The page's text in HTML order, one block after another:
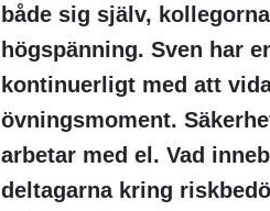
både sig själv,
högspänning. Sven har
kontinuerligt med att
övningsmoment.
arbetar med el. Vad
deltagarna kring